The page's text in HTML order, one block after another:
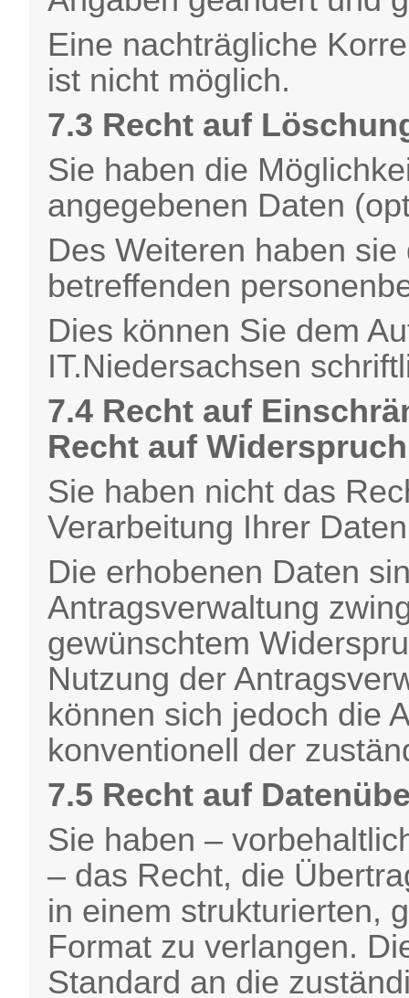
Eine nachträgliche
ist nicht möglich.
7.3 Recht auf
Sie haben die
angegebenen Daten
Des Weiteren haben
betreffenden
Dies können Sie dem
IT.Niedersachsen
7.4 Recht auf
Recht auf Widerspruch
Sie haben nicht das
Verarbeitung Ihrer
Die erhobenen Daten
Antragsverwaltung
gewünschtem
Nutzung der
können sich jedoch die
konventionell der
7.5 Recht auf
Sie haben –
– das Recht, die
in einem strukturierten,
Format zu verlangen.
Standard an die